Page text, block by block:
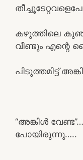
കഴുത്തിലെ
വീണ്ടും എന്റെ
പിടുത്തമിട്ട്
“അങ്കിൾ
പോയിരുന്നു…..